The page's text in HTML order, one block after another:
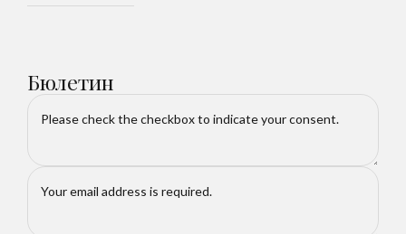
Бюлетин